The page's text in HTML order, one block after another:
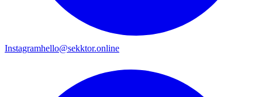
Instagramhello@sekktor.online